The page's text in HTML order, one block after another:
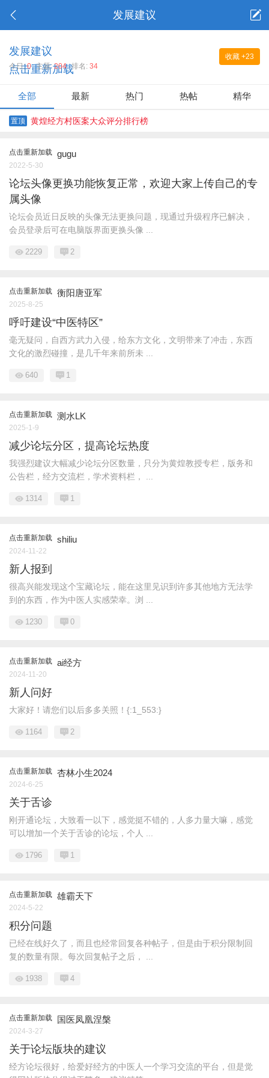
发展建议
收藏 +23
发展建议
点击重新加载
今日:0 主题:204 排名: 34
全部 最新 热门 热帖 精华
置顶 黄煌经方村医案大众评分排行榜
点击重新加载 gugu
2022-5-30
论坛头像更换功能恢复正常，欢迎大家上传自己的专
属头像
论坛会员近日反映的头像无法更换问题，现通过升级程序已解决，
会员登录后可在电脑版界面更换头像 ...
2229 2
点击重新加载 衡阳唐亚军
2025-8-25
呼吁建设“中医特区”
毫无疑问，自西方武力入侵，给东方文化，文明带来了冲击，东西
文化的激烈碰撞，是几千年来前所未 ...
640 1
点击重新加载 测水LK
2025-1-9
减少论坛分区，提高论坛热度
我强烈建议大幅减少论坛分区数量，只分为黄煌教授专栏，版务和
公告栏，经方交流栏，学术资料栏， ...
1314 1
点击重新加载 shiliu
2024-11-22
新人报到
很高兴能发现这个宝藏论坛，能在这里见识到许多其他地方无法学
到的东西，作为中医人实感荣幸。浏 ...
1230 0
点击重新加载 ai经方
2024-11-20
新人问好
大家好！请您们以后多多关照！{:1_553:}
1164 2
点击重新加载 杏林小生2024
2024-6-25
关于舌诊
刚开通论坛，大致看一以下，感觉挺不错的，人多力量大嘛，感觉
可以增加一个关于舌诊的论坛，个人 ...
1796 1
点击重新加载 雄霸天下
2024-5-22
积分问题
已经在线好久了，而且也经常回复各种帖子，但是由于积分限制回
复的数量有限。每次回复帖子之后， ...
1938 4
点击重新加载 国医凤凰涅槃
2024-3-27
关于论坛版块的建议
经方论坛很好，给爱好经方的中医人一个学习交流的平台，但是觉